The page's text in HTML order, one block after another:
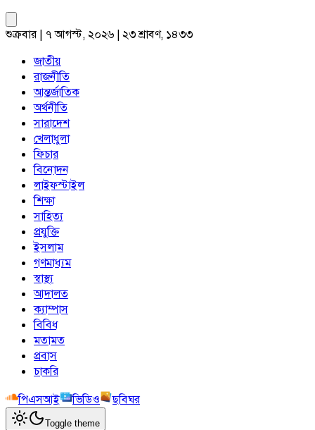
শুক্রবার | ৭ আগস্ট, ২০২৬ | ২৩ শ্রাবণ, ১৪৩৩
জাতীয়
রাজনীতি
আন্তর্জাতিক
অর্থনীতি
সারাদেশ
খেলাধুলা
ফিচার
বিনোদন
লাইফস্টাইল
শিক্ষা
সাহিত্য
প্রযুক্তি
ইসলাম
গণমাধ্যম
স্বাস্থ্য
আদালত
ক্যাম্পাস
বিবিধ
মতামত
প্রবাস
চাকরি
পিএসআই
ভিডিও ছবিঘর
Toggle theme